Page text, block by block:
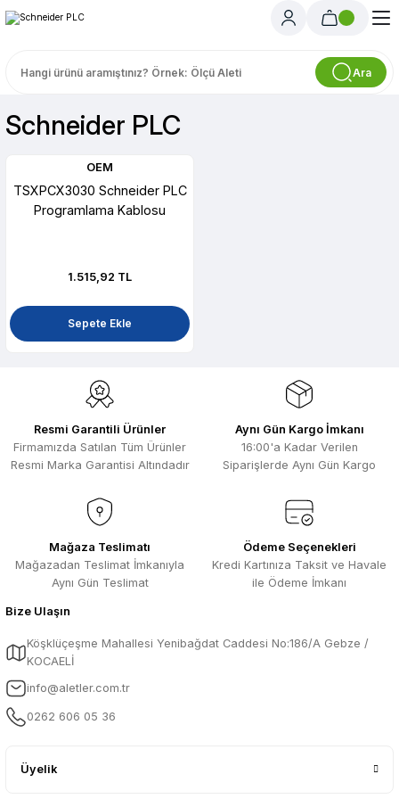
Ara
Schneider PLC
OEM
TSXPCX3030 Schneider PLC
Programlama Kablosu
1.515,92 TL
Sepete Ekle
Resmi Garantili Ürünler
Firmamızda Satılan Tüm Ürünler
Resmi Marka Garantisi Altındadır
Aynı Gün Kargo İmkanı
16:00'a Kadar Verilen
Siparişlerde Aynı Gün Kargo
Mağaza Teslimatı
Mağazadan Teslimat İmkanıyla
Aynı Gün Teslimat
Ödeme Seçenekleri
Kredi Kartınıza Taksit ve Havale
ile Ödeme İmkanı
Bize Ulaşın
Köşklüçeşme Mahallesi Yenibağdat Caddesi No:186/A Gebze /
KOCAELİ
info@aletler.com.tr
0262 606 05 36
Üyelik